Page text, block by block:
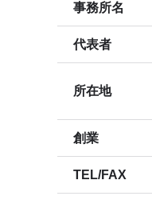
事務所名
代表者
所在地
創業
TEL/FAX